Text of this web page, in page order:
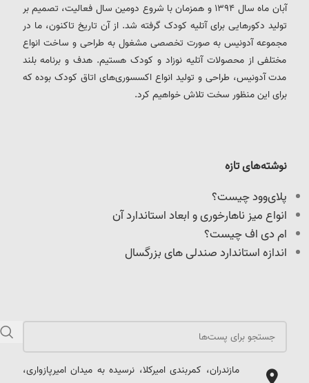
مازندران، کمربندی امیرکلا، نرسیده به میدان امیرپازواری،
نوشته‌های تازه
پلای‌وود چیست؟
انواع میز ناهارخوری و ابعاد استاندارد آن
ام دی اف چیست؟
اندازه استاندارد صندلی های بزرگسال
آبان ماه سال 1394 و همزمان با شروع دومین سال فعالیت، تصمیم بر
تولید دکورهایی برای آتلیه کودک گرفته شد. از آن تاریخ تاکنون، ما در
مجموعه آدونیس به صورت تخصصی مشغول به طراحی و ساخت انواع
مختلفی از محصولات آتلیه نوزاد و کودک هستیم. هدف و برنامه بلند
مدت آدونیس، طراحی و تولید انواع اکسسوری‌های اتاق کودک بوده که
برای این منظور سخت تلاش خواهیم کرد.